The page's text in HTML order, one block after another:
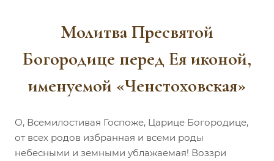
Молитва Пресвятой
Богородице перед Ея иконой,
именуемой «Ченстоховская»
О, Всемилостивая Госпоже, Царице Богородице,
от всех родов избранная и всеми роды
небесными и земными ублажаемая! Воззри